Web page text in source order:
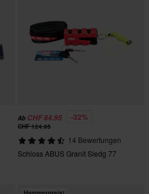
Ab CHF 84.95 -32%
CHF 124.95
14 Bewertungen
Schloss ABUS Granit Sledg 77